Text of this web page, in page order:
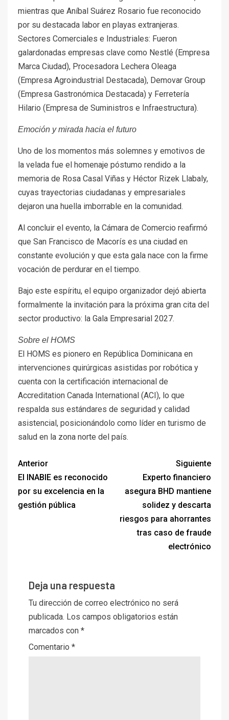
mientras que Aníbal Suárez Rosario fue reconocido
por su destacada labor en playas extranjeras.
Sectores Comerciales e Industriales: Fueron
galardonadas empresas clave como Nestlé (Empresa
Marca Ciudad), Procesadora Lechera Oleaga
(Empresa Agroindustrial Destacada), Demovar Group
(Empresa Gastronómica Destacada) y Ferretería
Hilario (Empresa de Suministros e Infraestructura).
Emoción y mirada hacia el futuro
Uno de los momentos más solemnes y emotivos de
la velada fue el homenaje póstumo rendido a la
memoria de Rosa Casal Viñas y Héctor Rizek Llabaly,
cuyas trayectorias ciudadanas y empresariales
dejaron una huella imborrable en la comunidad.
Al concluir el evento, la Cámara de Comercio reafirmó
que San Francisco de Macorís es una ciudad en
constante evolución y que esta gala nace con la firme
vocación de perdurar en el tiempo.
Bajo este espíritu, el equipo organizador dejó abierta
formalmente la invitación para la próxima gran cita del
sector productivo: la Gala Empresarial 2027.
Sobre el HOMS
El HOMS es pionero en República Dominicana en
intervenciones quirúrgicas asistidas por robótica y
cuenta con la certificación internacional de
Accreditation Canada International (ACI), lo que
respalda sus estándares de seguridad y calidad
asistencial, posicionándolo como líder en turismo de
salud en la zona norte del país.
Anterior
El INABIE es reconocido
por su excelencia en la
gestión pública
Siguiente
Experto financiero
asegura BHD mantiene
solidez y descarta
riesgos para ahorrantes
tras caso de fraude
electrónico
Deja una respuesta
Tu dirección de correo electrónico no será
publicada. Los campos obligatorios están
marcados con *
Comentario *